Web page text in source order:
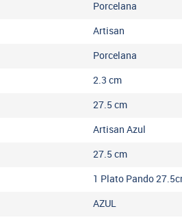
Porcelana
Artisan
Porcelana
2.3 cm
27.5 cm
Artisan Azul
27.5 cm
1 Plato Pando
AZUL